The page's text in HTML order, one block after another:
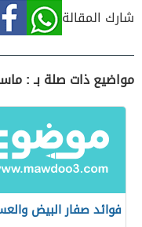
شارك المقالة
مواضيع ذات صلة بـ :
فوائد صفار البيض